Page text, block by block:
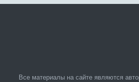
Все материалы на сайте являются